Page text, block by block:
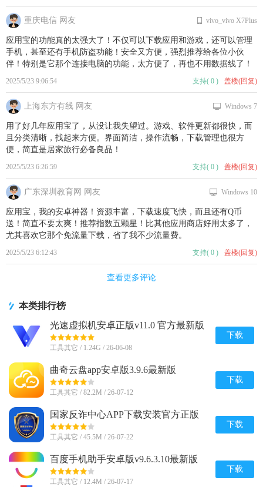
重庆电信 网友
2025/5/23 9:06:54
应用宝的功能真的太强大了！不仅可以下载应用和游戏，还可以管理
手机，甚至还有手机防盗功能！安全又方便，强烈推荐给各位小伙
伴！特别是它那个连接电脑的功能，太方便了，再也不用数据线了！
vivo_vivo X7Plus
支持( 0 ) 盖楼(回复)
上海东方有线 网友
2025/5/23 6:26:59
用了好几年应用宝了，从没让我失望过。游戏、软件更新都很快，而
且分类清晰，找起来方便。界面简洁，操作流畅，下载管理也很方
便，简直是居家旅行必备良品！
Windows 7
支持( 0 ) 盖楼(回复)
广东深圳教育网 网友
2025/5/23 6:12:43
应用宝，我的安卓神器！资源丰富，下载速度飞快，而且还有Q币
送！简直不要太爽！推荐指数五颗星！比其他应用商店好用太多了，
尤其喜欢它那个免流量下载，省了我不少流量费。
Windows 10
支持( 0 ) 盖楼(回复)
查看更多评论
本类排行榜
光速虚拟机安卓正版v11.0 官方最新版
【64位】
工具其它 / 1.24G / 26-06-08
下载
曲奇云盘app安卓版3.9.6最新版
工具其它 / 82.2M / 26-07-12
下载
国家反诈中心APP下载安装官方正版
v2.0.25
工具其它 / 45.5M / 26-07-22
下载
百度手机助手安卓版v9.6.3.10最新版
工具其它 / 12.4M / 26-07-17
下载